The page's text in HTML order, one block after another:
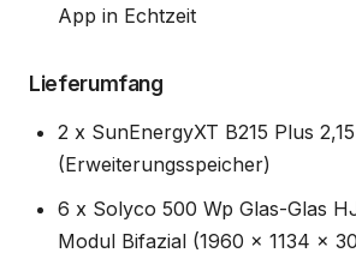
App in Echtzeit
Lieferumfang
2 x SunEnergyXT B215 Plus
(Erweiterungsspeicher)
6 x Solyco 500 Wp Glas-Glas
Modul Bifazial (1960 x 1134 x